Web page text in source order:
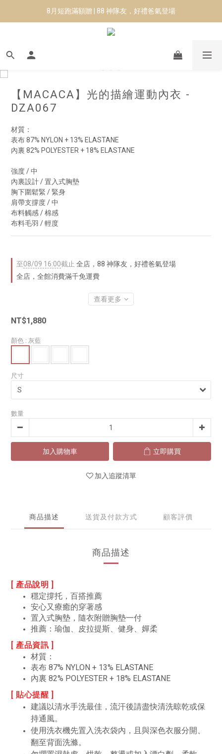
8月短跑滿額贈 | 88 神隊友，好禮爸氣登場
8月短跑滿額贈 | 88 神隊友，好禮爸氣登場
✨CURARING-韓國多功能深層按摩環｜新品預購88折！✨
Manduka-跟著青蛙去旅行｜快閃第二站-台南
【MACACA】光的描繪運動內衣 -
DZA067
材質：
表布 87% NYLON + 13% ELASTANE
內裏 82% POLYESTER + 18% ELASTANE
強度 / 中
內裏設計 / 置入式胸墊
胸下圍鬆緊 / 緊身
肩帶支撐度 / 中
布料觸感 / 棉感
布料毛羽 / 輕度
至08/09 16:00截止 全店，88 神隊友，好禮爸氣登場
全店，全館消費滿千免運費
查看更多
NT$1,880
顏色 : 灰藍
尺寸
數量
加入購物車 立即購買
加入追蹤清單
商品描述 送貨及付款方式 顧客評價
商品描述
[ 產品說明 ]
穩定撐托，百搭推薦
安心又療癒的穿著感
置入式胸墊，隨衣附贈胸墊一付
推薦：瑜伽、皮拉提斯、健身、嬋柔
[ 產品資訊 ]
材質：
表布 87% NYLON + 13% ELASTANE
內裏 82% POLYESTER + 18% ELASTANE
[ 貼心提醒 ]
建議以清水手洗最佳，流汗後請盡快清洗晾乾或保
持通風。
使用洗衣機先置入洗衣袋內，且與深色衣服分開、
翻至背面洗滌。